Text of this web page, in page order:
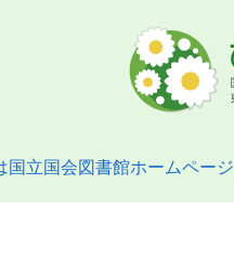
国立国会図書館ホームページ